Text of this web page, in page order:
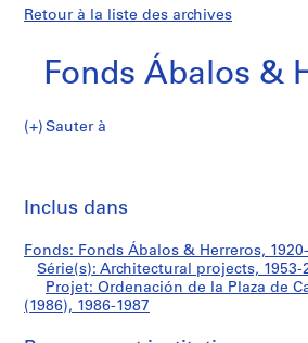
Retour à la liste des archives
Fonds Ábalos &
Sauter à
d
s
Á
a
de
la
Plaza
Inclus dans
Fonds: Fonds Ábalos & Herreros,
Série(s): Architectural projects, 1953-
Projet: Ordenación de la Plaza de
(1986), 1986-1987